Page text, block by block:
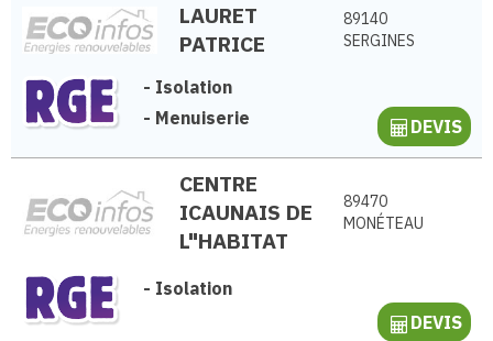
LAURET
PATRICE
89140
SERGINES
- Isolation
- Menuiserie DEVIS
CENTRE
ICAUNAIS DE
L"HABITAT
89470
MONÉTEAU
- Isolation
DEVIS